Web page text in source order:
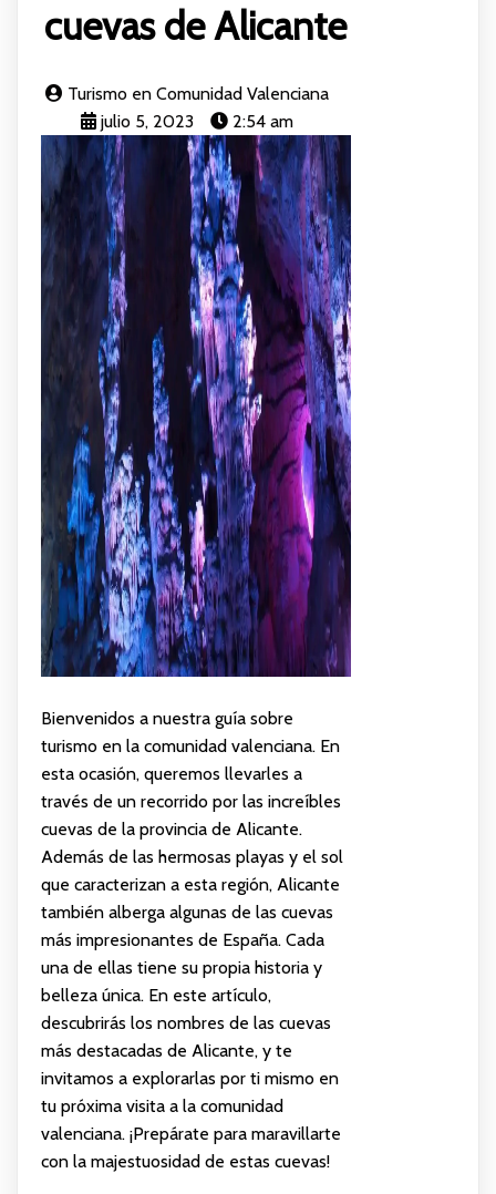
cuevas de Alicante
Turismo en Comunidad Valenciana
julio 5, 2023
2:54 am
Bienvenidos a nuestra guía sobre
turismo en la comunidad valenciana. En
esta ocasión, queremos llevarles a
través de un recorrido por las increíbles
cuevas de la provincia de Alicante.
Además de las hermosas playas y el sol
que caracterizan a esta región, Alicante
también alberga algunas de las cuevas
más impresionantes de España. Cada
una de ellas tiene su propia historia y
belleza única. En este artículo,
descubrirás los nombres de las cuevas
más destacadas de Alicante, y te
invitamos a explorarlas por ti mismo en
tu próxima visita a la comunidad
valenciana. ¡Prepárate para maravillarte
con la majestuosidad de estas cuevas!